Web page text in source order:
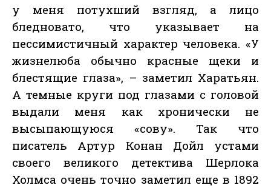
у меня потухший взгляд, а лицо
бледновато, что указывает на
пессимистичный характер человека. «У
жизнелюба обычно красные щеки и
блестящие глаза», – заметил Харатьян.
А темные круги под глазами с головой
выдали меня как хронически не
высыпающуюся «сову». Так что
писатель Артур Конан Дойл устами
своего великого детектива Шерлока
Холмса очень точно заметил еще в 1892